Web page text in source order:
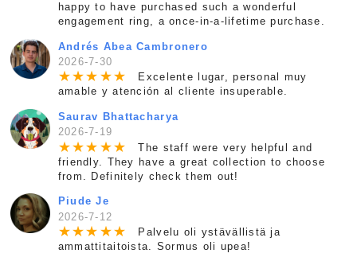
happy to have purchased such a wonderful
engagement ring, a once-in-a-lifetime purchase.
Andrés Abea Cambronero
2026-7-30
★★★ ★★
Excelente lugar, personal muy
amable y atención al cliente insuperable.
Saurav Bhattacharya
2026-7-19
★★★ ★★
The staff were very helpful and
friendly. They have a great collection to choose
from. Definitely check them out!
Piude Je
2026-7-12
★★★ ★★
Palvelu oli ystävällistä ja
ammattitaitoista. Sormus oli upea!